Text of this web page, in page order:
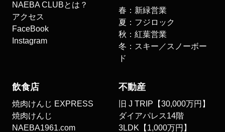
NAEBA CLUBとは？
アクセス
FaceBook
Instagram
春：新緑営業
夏：フジロック
秋：紅葉営業
冬：スキー／スノーボー
ド
飲食店
焼肉けんじ EXPRESS
焼肉けんじ
NAEBA1961.com
不動産
旧 J TRIP【30,000万円】
ダイアパレス14階
3LDK【1,000万円】